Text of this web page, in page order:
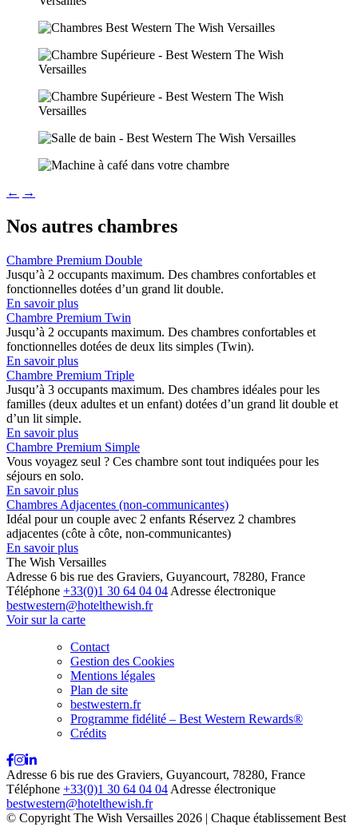
← →
Nos autres chambres
Chambre Premium Double
Jusqu’à 2 occupants maximum. Des chambres confortables et
fonctionnelles dotées d’un grand lit double.
En savoir plus
Chambre Premium Twin
Jusqu’à 2 occupants maximum. Des chambres confortables et
fonctionnelles dotées de deux lits simples (Twin).
En savoir plus
Chambre Premium Triple
Jusqu’à 3 occupants maximum. Des chambres idéales pour les
familles (deux adultes et un enfant) dotées d’un grand lit double et
d’un lit simple.
En savoir plus
Chambre Premium Simple
Vous voyagez seul ? Ces chambre sont tout indiquées pour les
séjours en solo.
En savoir plus
Chambres Adjacentes (non-communicantes)
Idéal pour un couple avec 2 enfants Réservez 2 chambres
adjacentes (côte à côte, non-communicantes)
En savoir plus
The Wish Versailles
Adresse 6 bis rue des Graviers, Guyancourt, 78280, France
Téléphone +33(0)1 30 64 04 04 Adresse électronique
bestwestern@hotelthewish.fr
Voir sur la carte
Contact
Gestion des Cookies
Mentions légales
Plan de site
bestwestern.fr
Programme fidélité – Best Western Rewards®
Crédits
Adresse 6 bis rue des Graviers, Guyancourt, 78280, France
Téléphone +33(0)1 30 64 04 04 Adresse électronique
bestwestern@hotelthewish.fr
© Copyright The Wish Versailles 2026 | Chaque établissement Best